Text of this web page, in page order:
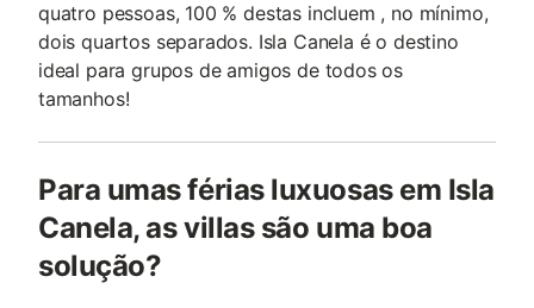
quatro pessoas, 100 % destas incluem , no mínimo,
dois quartos separados. Isla Canela é o destino
ideal para grupos de amigos de todos os
tamanhos!
Para umas férias luxuosas em Isla
Canela, as villas são uma boa
solução?